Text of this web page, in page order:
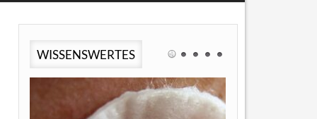
WISSENSWERTES